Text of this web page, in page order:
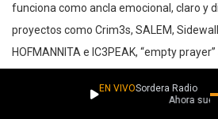
funciona como ancla emocional, claro y
proyectos como Crim3s, SALEM,
HOFMANNITA e IC3PEAK, “empty
canción que no busca respuestas, sino
EN VIVOSordera Radio
Ahora suena